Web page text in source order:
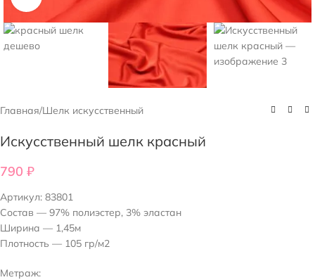
Главная/Шелк искусственный
Искусственный шелк красный
790 ₽
Артикул: 83801
Состав — 97% полиэстер, 3% эластан
Ширина — 1,45м
Плотность — 105 гр/м2
Метраж: